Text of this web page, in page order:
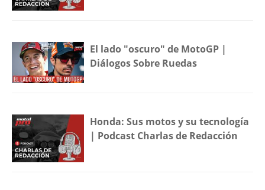
El lado "oscuro" de MotoGP |
Diálogos Sobre Ruedas
Honda: Sus motos y su tecnología
| Podcast Charlas de Redacción